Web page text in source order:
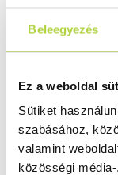
Beleegyezés
Ez a weboldal
Sütiket
szabásához,
valamint
közösségi
erősek, mint az
mondhatjuk,
Nyomtatott
nyomtattunk.